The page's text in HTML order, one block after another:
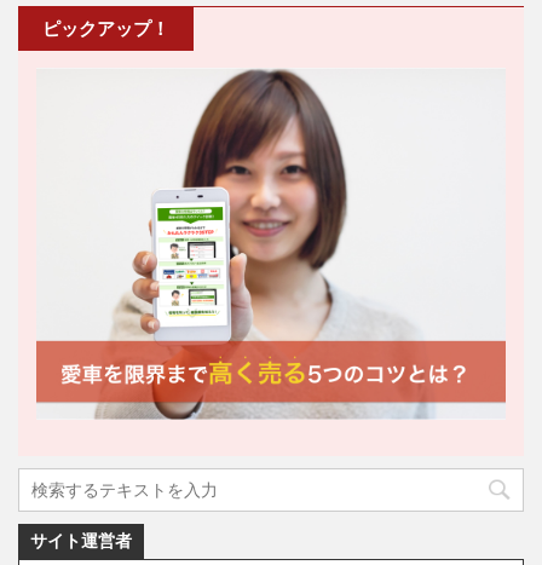
ピックアップ！
サイト運営者